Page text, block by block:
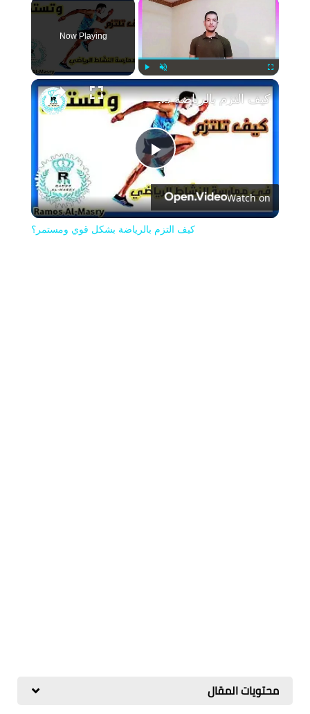
Play Unmute Fullscreen
Now Playing
Play
Video
كيف التزم بالرياضة بشكل قوي ومستمر؟
Watch on
كيف التزم بالرياضة بشكل قوي ومستمر؟
محتويات المقال